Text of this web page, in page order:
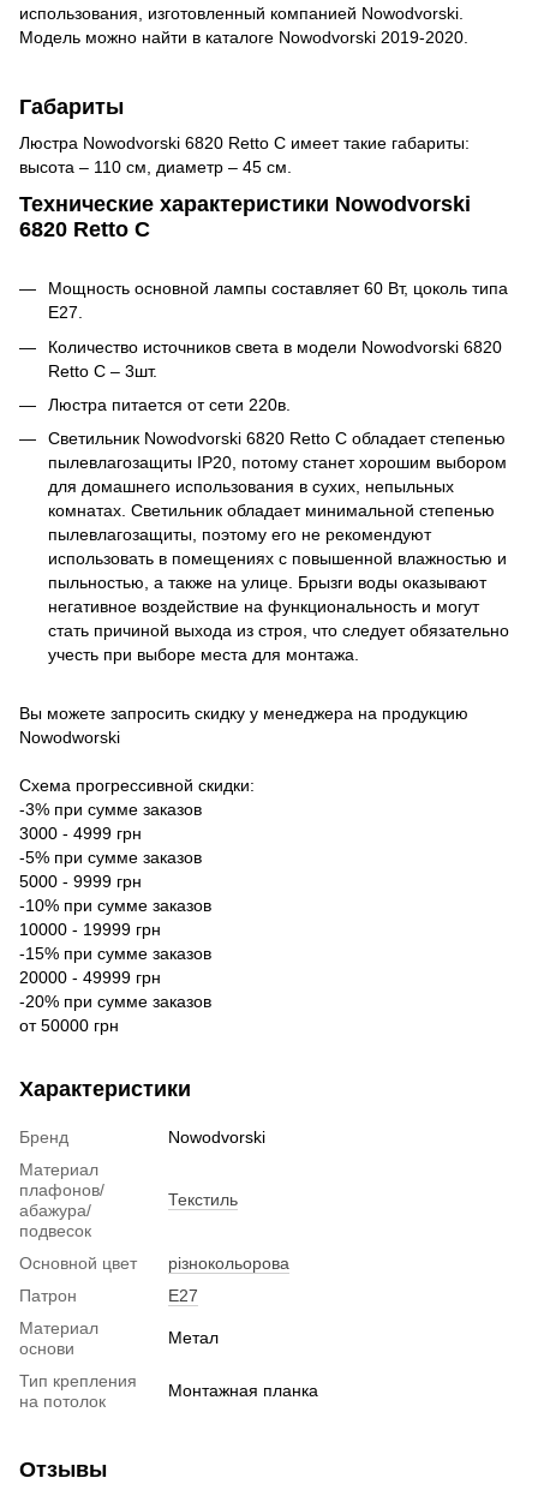
использования, изготовленный компанией Nowodvorski.
Модель можно найти в каталоге Nowodvorski 2019-2020.
Габариты
Люстра Nowodvorski 6820 Retto C имеет такие габариты:
высота – 110 см, диаметр – 45 см.
Технические характеристики Nowodvorski
6820 Retto C
Мощность основной лампы составляет 60 Вт, цоколь типа
E27.
Количество источников света в модели Nowodvorski 6820
Retto C – 3шт.
Люстра питается от сети 220в.
Светильник Nowodvorski 6820 Retto C обладает степенью
пылевлагозащиты IP20, потому станет хорошим выбором
для домашнего использования в сухих, непыльных
комнатах. Светильник обладает минимальной степенью
пылевлагозащиты, поэтому его не рекомендуют
использовать в помещениях с повышенной влажностью и
пыльностью, а также на улице. Брызги воды оказывают
негативное воздействие на функциональность и могут
стать причиной выхода из строя, что следует обязательно
учесть при выборе места для монтажа.
Вы можете запросить скидку у менеджера на продукцию
Nowodworski
Схема прогрессивной скидки:
-3% при сумме заказов
3000 - 4999 грн
-5% при сумме заказов
5000 - 9999 грн
-10% при сумме заказов
10000 - 19999 грн
-15% при сумме заказов
20000 - 49999 грн
-20% при сумме заказов
от 50000 грн
Характеристики
Бренд
Nowodvorski
Материал
плафонов/
абажура/
подвесок
Текстиль
Основной цвет
різнокольорова
Патрон
E27
Материал
основи
Метал
Тип крепления
на потолок
Монтажная планка
Отзывы